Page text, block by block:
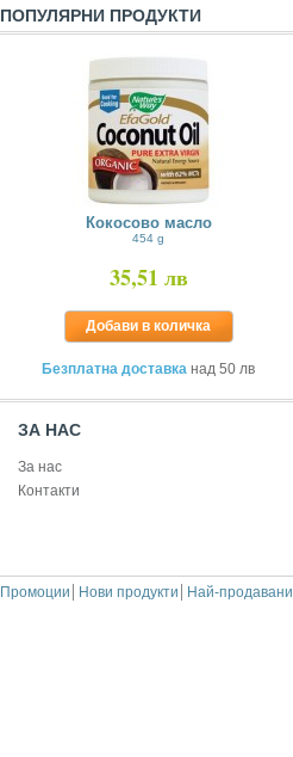
ПОПУЛЯРНИ ПРОДУКТИ
Кокосово масло
454 g
35,51 лв
Добави в количка
Безплатна доставка над 50 лв
ЗА НАС
За нас
Контакти
Промоции Нови продукти Най-продавани